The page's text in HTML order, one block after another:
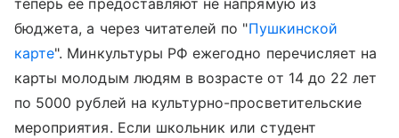
теперь ее предоставляют не напрямую из
бюджета, а через читателей по "Пушкинской
карте". Минкультуры РФ ежегодно перечисляет на
карты молодым людям в возрасте от 14 до 22 лет
по 5000 рублей на культурно-просветительские
мероприятия. Если школьник или студент